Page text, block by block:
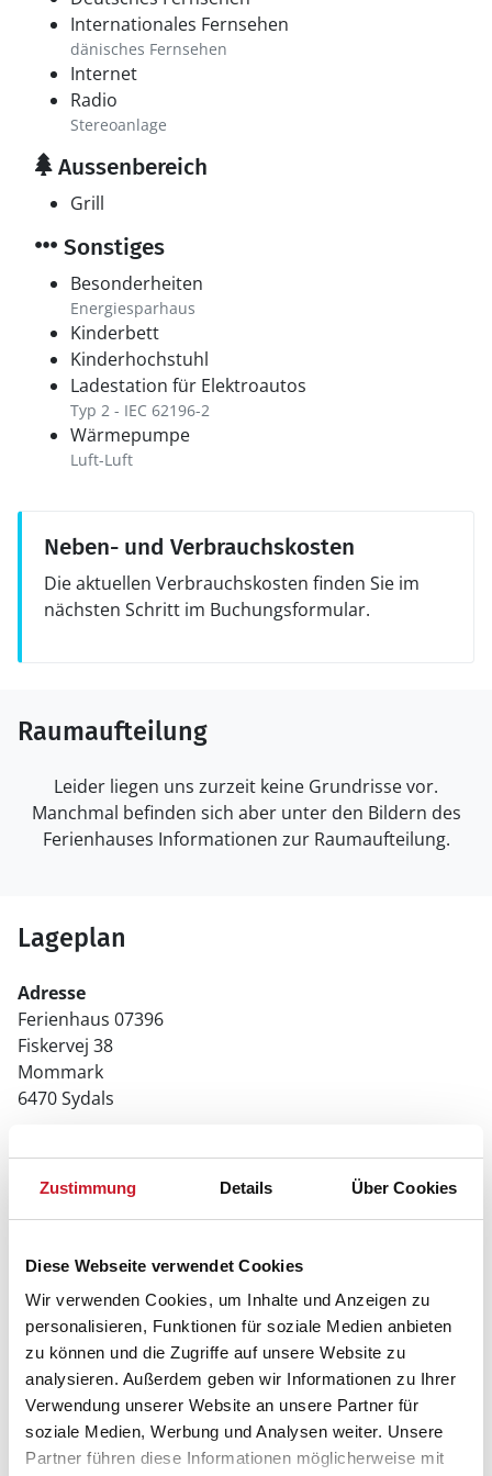
Zustimmung Details Über Cookies
Diese Webseite verwendet Cookies
Wir verwenden Cookies, um Inhalte und Anzeigen zu
personalisieren, Funktionen für soziale Medien anbieten
zu können und die Zugriffe auf unsere Website zu
analysieren. Außerdem geben wir Informationen zu Ihrer
Verwendung unserer Website an unsere Partner für
soziale Medien, Werbung und Analysen weiter. Unsere
Partner führen diese Informationen möglicherweise mit
Internationales Fernsehen
dänisches Fernsehen
Internet
Radio
Stereoanlage
Aussenbereich
Grill
Sonstiges
Besonderheiten
Energiesparhaus
Kinderbett
Kinderhochstuhl
Ladestation für Elektroautos
Typ 2 - IEC 62196-2
Wärmepumpe
Luft-Luft
Neben- und Verbrauchskosten
Die aktuellen Verbrauchskosten finden Sie im
nächsten Schritt im Buchungsformular.
Raumaufteilung
Leider liegen uns zurzeit keine Grundrisse vor.
Manchmal befinden sich aber unter den Bildern des
Ferienhauses Informationen zur Raumaufteilung.
Lageplan
Adresse
Ferienhaus 07396
Fiskervej 38
Mommark
6470 Sydals